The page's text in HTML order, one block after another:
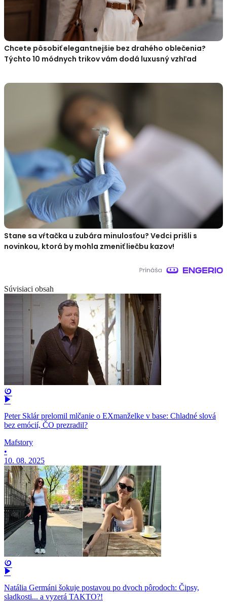
Chcete pôsobiť elegantnejšie bez drahého oblečenia?
Týchto 10 módnych trikov vám dodá luxusný vzhľad
Stane sa vŕtačka u zubára minulosťou? Vedci prišli s
novinkou, ktorá by mohla zmeniť liečbu kazov!
Súvisiaci obsah
Peter Sklár prelomil mlčanie o EXmanželke v base: Chladné slová
bez emócií, ČO prezradil?
Mafstory
•
10. 08. 2025
Natália Germáni šokuje postavou po dvoch pôrodoch: Čipsy,
sladkosti... a vyzerá TAKTO?!